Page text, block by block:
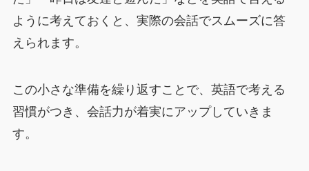
ように考えておくと、実際の会話でスムーズに答
えられます。
この小さな準備を繰り返すことで、英語で考える
習慣がつき、会話力が着実にアップしていきま
す。